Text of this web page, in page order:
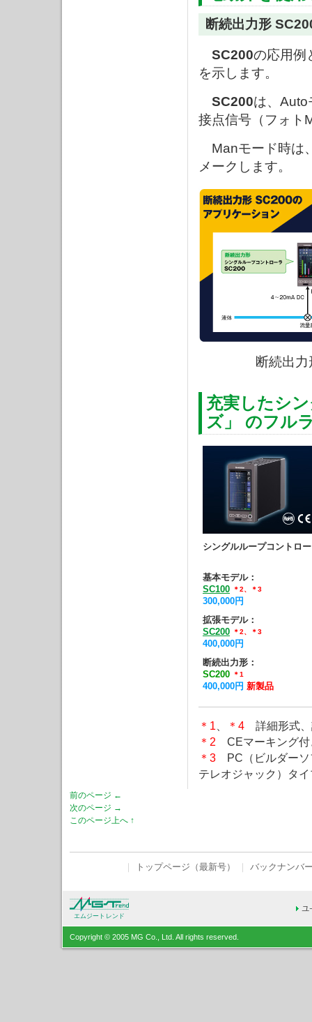
断続出力形
SC200の応用例
を示します。
SC200は、Auto
接点信号（フォト
Manモード時は
メークします。
断続出
充実したシ
ズ」 のフル
シングルループコントロ
基本モデル：
SC100
＊2、＊3
300,000円
拡張モデル：
SC200
＊2、＊3
400,000円
断続出力形：
SC200
＊1
400,000円 新製品
＊1 ＊4 詳細形式、
＊2 CEマーキング付
＊3 PC（ビルダーソ
テレオジャック）タ
前のページ ←
次のページ →
このページ上へ ↑
トップページ（最新号） バックナンバ
エムジートレンド
Copyright © 2005 MG Co., Ltd. All rights reserved.